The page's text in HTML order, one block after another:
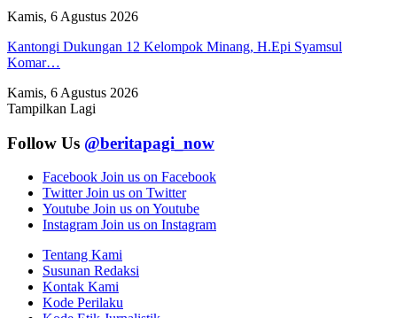
Kamis, 6 Agustus 2026
Kantongi Dukungan 12 Kelompok Minang, H.Epi Syamsul
Komar…
Kamis, 6 Agustus 2026
Tampilkan Lagi
Follow Us @beritapagi_now
Facebook Join us on Facebook
Twitter Join us on Twitter
Youtube Join us on Youtube
Instagram Join us on Instagram
Tentang Kami
Susunan Redaksi
Kontak Kami
Kode Perilaku